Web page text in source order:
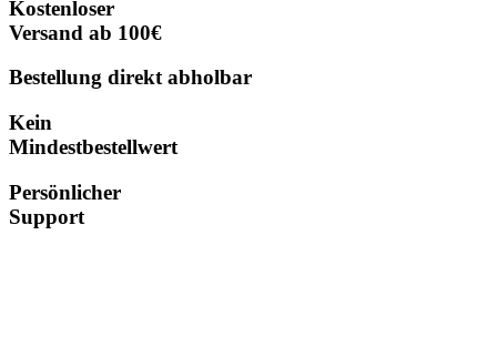
Kostenloser
Versand ab 100€
Bestellung direkt abholbar
Kein
Mindestbestellwert
Persönlicher
Support